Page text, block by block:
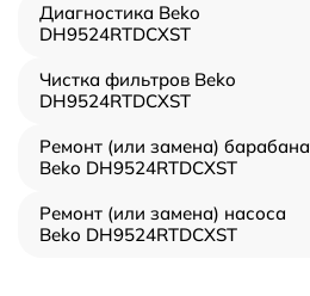
Диагностика Beko
DH9524RTDCXST
Чистка фильтров Beko
DH9524RTDCXST
Ремонт (или замена) барабана
Beko DH9524RTDCXST
Ремонт (или замена) насоса
Beko DH9524RTDCXST